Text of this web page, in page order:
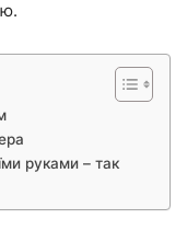
руками – так